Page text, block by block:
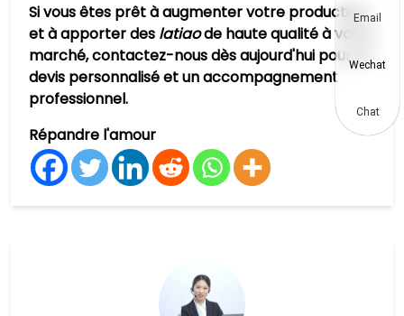
Si vous êtes prêt à augmenter votre production
et à apporter des latiaode haute qualité à votre
marché, contactez-nous dès aujourd'hui pour un
devis personnalisé et un accompagnement
professionnel.
Répandre l'amour
Email
Wechat
Chat